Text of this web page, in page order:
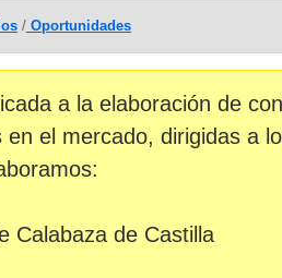
/ Oportunidades
a la elaboración de
en el mercado, dirigidas a
Calabaza de Castilla